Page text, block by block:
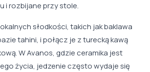
i rozbijane przy stole.
słodkości, takich jak baklawa
tahini, i połącz je z turecką kawą
W Avanos, gdzie ceramika jest
życia, jedzenie często wydaje się